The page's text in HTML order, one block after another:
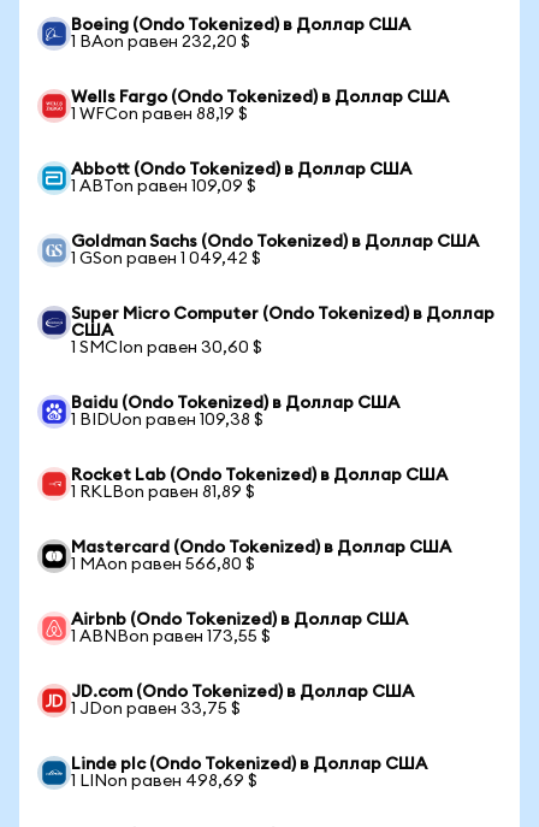
Boeing (Ondo Tokenized) в Доллар США
1 BAon равен 232,20 $
Wells Fargo (Ondo Tokenized) в Доллар США
1 WFCon равен 88,19 $
Abbott (Ondo Tokenized) в Доллар США
1 ABTon равен 109,09 $
Goldman Sachs (Ondo Tokenized) в Доллар США
1 GSon равен 1 049,42 $
Super Micro Computer (Ondo Tokenized) в Доллар
США
1 SMCIon равен 30,60 $
Baidu (Ondo Tokenized) в Доллар США
1 BIDUon равен 109,38 $
Rocket Lab (Ondo Tokenized) в Доллар США
1 RKLBon равен 81,89 $
Mastercard (Ondo Tokenized) в Доллар США
1 MAon равен 566,80 $
Airbnb (Ondo Tokenized) в Доллар США
1 ABNBon равен 173,55 $
JD.com (Ondo Tokenized) в Доллар США
1 JDon равен 33,75 $
Linde plc (Ondo Tokenized) в Доллар США
1 LINon равен 498,69 $